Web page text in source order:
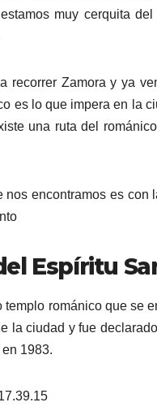
muy cerquita del
recorrer Zamora y ya
es lo que impera en la
una ruta del
nos encontramos es con
Espíritu
templo románico que se
la ciudad y fue
1983.